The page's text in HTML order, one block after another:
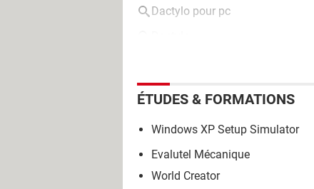
Dactylo pour pc
ÉTUDES & FORMATIONS
Windows XP Setup Simulator
Evalutel Mécanique
World Creator